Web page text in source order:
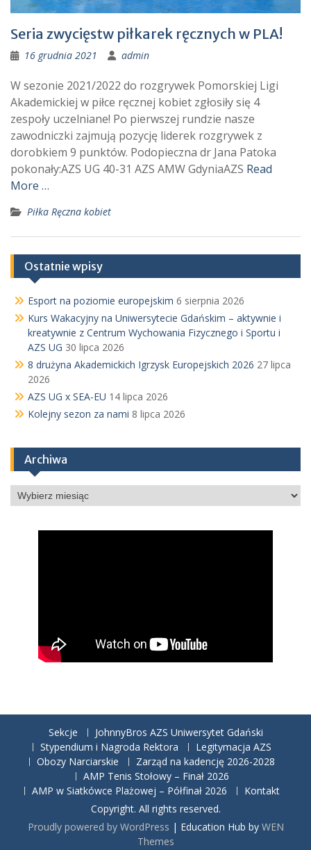
Seria zwycięstw piłkarek ręcznych w PLA!
16 grudnia 2021 admin
W sezonie 2021/2022 do rozgrywek Pomorskiej Ligi
Akademickiej w piłce ręcznej kobiet zgłosiły się 4
zespoły uczelniane! Po pierwszej rundzie nasze
zawodniczki zajmują pozycję liderek rozgrywek z
dorobkiem 9 punktów. Podopieczna dr Jana Patoka
pokonały:AZS UG 40-31 AZS AMW GdyniaAZS Read
More …
Piłka Ręczna kobiet
Ostatnie wpisy
Esport na poziomie europejskim 6 sierpnia 2026
Kurs Wakacyjny na Uniwersytecie Gdańskim – aktywnie i
kreatywnie z Centrum Wychowania Fizycznego i Sportu i
AZS UG 30 lipca 2026
8 drużyna Akademickich Igrzysk Europejskich 2026 27 lipca
2026
AZS UG x SEA-EU 14 lipca 2026
Kolejny sezon za nami 8 lipca 2026
Archiwa
Archiwa
Sekcje
JohnnyBros AZS Uniwersytet Gdański
Stypendium i Nagroda Rektora
Legitymacja AZS
Obozy Narciarskie
Zarząd na kadencję 2026-2028
AMP Tenis Stołowy – Finał 2026
AMP w Siatkówce Plażowej – Półfinał 2026
Kontakt
Copyright. All rights reserved.
Proudly powered by WordPress | Education Hub by WEN
Themes